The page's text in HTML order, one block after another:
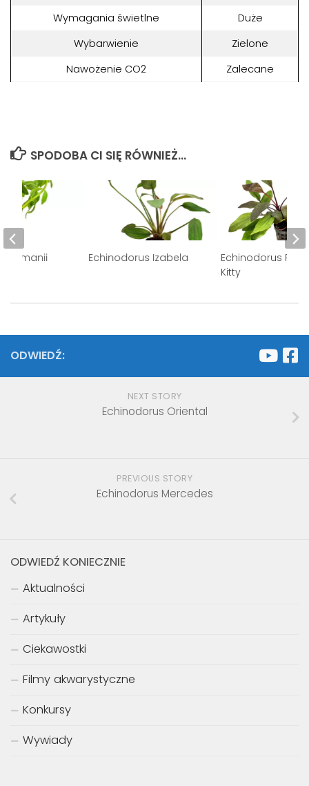
Wymagania świetlne
Duże
Wybarwienie
Zielone
Nawożenie CO2
Zalecane
SPODOBA CI SIĘ RÓWNIEŻ...
Echinodorus Izabela
Echinodorus
Kitty
ODWIEDŹ:
NEXT STORY
Echinodorus Oriental
PREVIOUS STORY
Echinodorus Mercedes
ODWIEDŹ KONIECZNIE
Aktualności
Artykuły
Ciekawostki
Filmy akwarystyczne
Konkursy
Wywiady